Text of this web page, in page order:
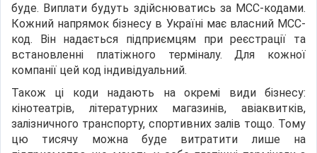
буде. Виплати будуть здійснюватись за МСС-кодами.
Кожний напрямок бізнесу в Україні має власний МСС-
код. Він надається підприємцям при реєстрації та
встановленні платіжного терміналу. Для кожної
компанії цей код індивідуальний.
Також ці коди надають на окремі види бізнесу:
кінотеатрів, літературних магазинів, авіаквитків,
залізничного транспорту, спортивних залів тощо. Тому
цю тисячу можна буде витратити лише на